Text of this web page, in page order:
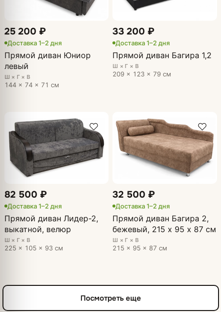
25 200 ₽
Доставка 1–2 дня
Прямой диван Юниор
левый
Ш × Г × В
144 × 74 × 71 см
33 200 ₽
Доставка 1–2 дня
Прямой диван Багира 1,2
Ш × Г × В
209 × 123 × 79 см
82 500 ₽
Доставка 1–2 дня
Прямой диван Лидер-2,
выкатной, велюр
Ш × Г × В
225 × 105 × 93 см
32 500 ₽
Доставка 1–2 дня
Прямой диван Багира 2,
бежевый, 215 х 95 х 87 см
Ш × Г × В
215 × 95 × 87 см
Посмотреть еще